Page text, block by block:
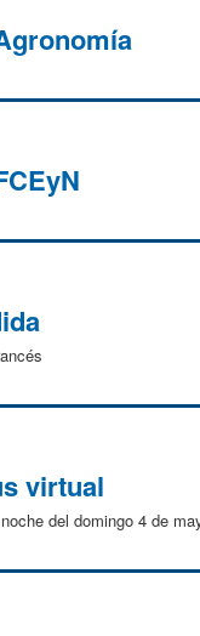
virtual
del domingo 4 de